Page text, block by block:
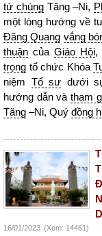
tứ chúngTăng –Ni,
một lòng hướng về
Đăng Quang vắng
thuận của Giáo Hội,
trọng tổ chức Khóa
niệm Tổ sư dưới
hướng dẫn vàtham
Tăng –Ni, Quý đồng
16/01/2023 (Xem: 14461)